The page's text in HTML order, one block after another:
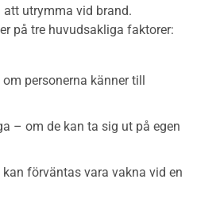
utrymma vid brand.
på tre huvudsakliga faktorer:
personerna känner till
– om de kan ta sig ut på egen
förväntas vara vakna vid en